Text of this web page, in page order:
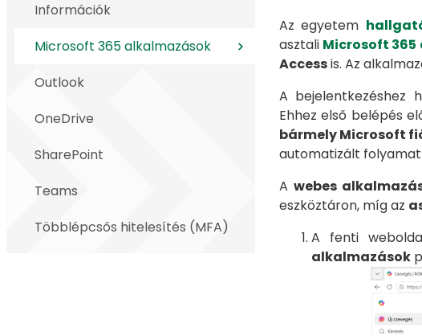
Információk
Microsoft 365 alkalmazások
Outlook
OneDrive
SharePoint
Teams
Többlépcsős hitelesítés (MFA)
Az egyetem
asztali Microsoft
Accessis. Az
A bejelentkezéshez
Ehhez első belépés
bármely Microsoft
automatizált
A webes
eszköztáron, míg az
A fenti
alkalmazások